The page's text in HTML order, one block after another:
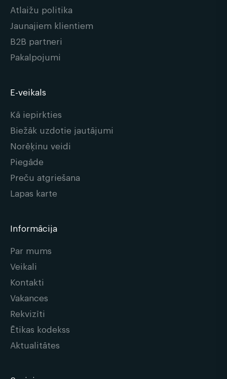
Atlaižu politika
Jaunajiem klientiem
B2B partneri
Pakalpojumi
E-veikals
Kā iepirkties
Biežāk uzdotie jautājumi
Norēķinu veidi
Piegāde
Preču atgriešana
Lapas karte
Informācija
Par mums
Veikali
Kontakti
Vakances
Rekvizīti
Ētikas kodekss
Aktualitātes